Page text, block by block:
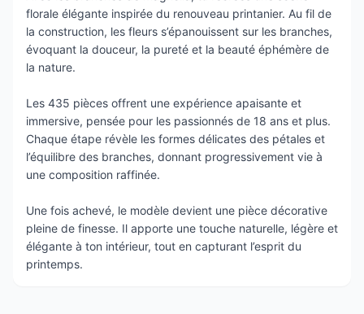
florale élégante inspirée du renouveau printanier. Au fil de
la construction, les fleurs s’épanouissent sur les branches,
évoquant la douceur, la pureté et la beauté éphémère de
la nature.
Les 435 pièces offrent une expérience apaisante et
immersive, pensée pour les passionnés de 18 ans et plus.
Chaque étape révèle les formes délicates des pétales et
l’équilibre des branches, donnant progressivement vie à
une composition raffinée.
Une fois achevé, le modèle devient une pièce décorative
pleine de finesse. Il apporte une touche naturelle, légère et
élégante à ton intérieur, tout en capturant l’esprit du
printemps.